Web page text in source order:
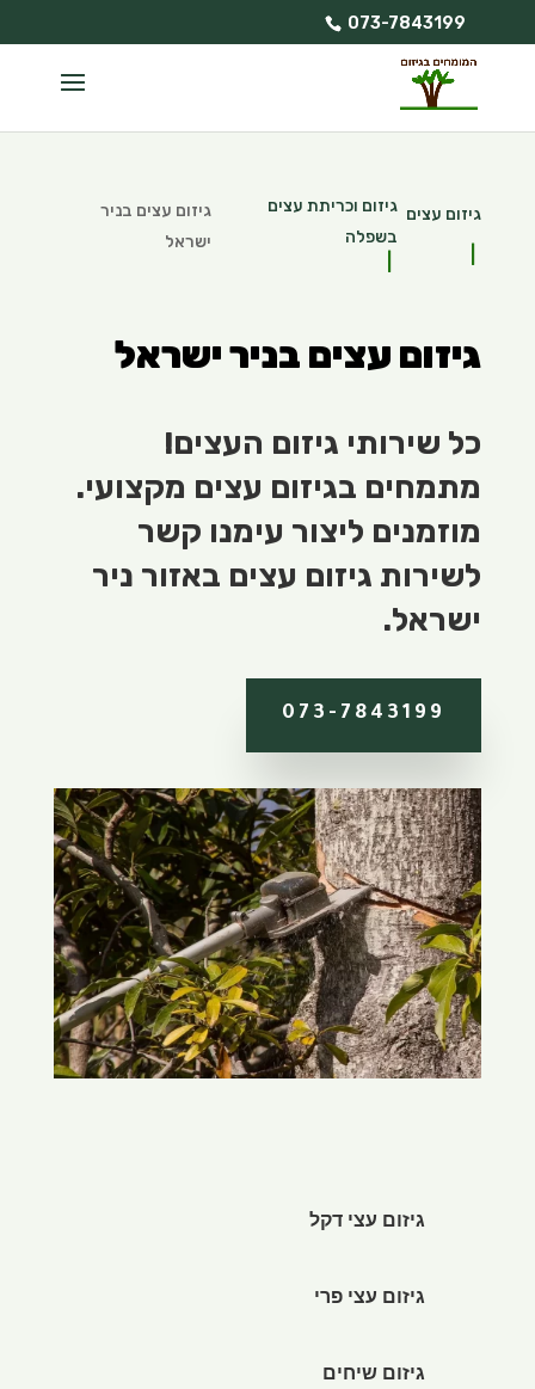
073-7843199
גיזום עצים גיזום וכריתת עצים
בשפלה
גיזום עצים בניר
ישראל
גיזום עצים בניר ישראל
כל שירותי גיזום העצים!
מתמחים בגיזום עצים מקצועי.
מוזמנים ליצור עימנו קשר
לשירות גיזום עצים באזור ניר
ישראל.
073-7843199
גיזום עצי דקל
גיזום עצי פרי
גיזום שיחים